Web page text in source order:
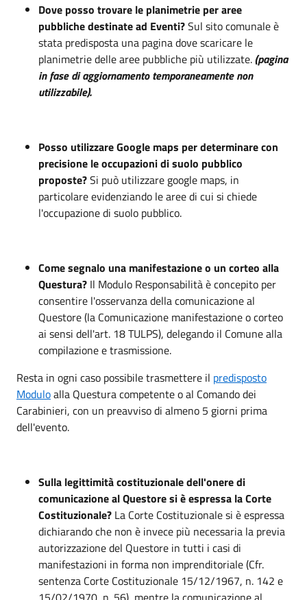
Dove posso trovare le planimetrie per aree
pubbliche destinate ad Eventi?Sul sito comunale è
stata predisposta una pagina dove scaricare le
planimetrie delle aree pubbliche più utilizzate.(pagina
in fase di aggiornamento temporaneamente non
utilizzabile).
Posso utilizzare Google maps per determinare con
precisione le occupazioni di suolo pubblico
proposte?Si può utilizzare google maps, in
particolare evidenziando le aree di cui si chiede
l'occupazione di suolo pubblico.
Come segnalo una manifestazione o un corteo alla
Questura? Il Modulo Responsabilità è concepito per
consentire l'osservanza della comunicazione al
Questore (la Comunicazione manifestazione o corteo
ai sensi dell'art. 18 TULPS), delegando il Comune alla
compilazione e trasmissione.
Resta in ogni caso possibile trasmettere il predisposto
Moduloalla Questura competente o al Comando dei
Carabinieri, con un preavviso di almeno 5 giorni prima
dell'evento.
Sulla legittimità costituzionale dell'onere di
comunicazione al Questore si è espressa la Corte
Costituzionale? La Corte Costituzionale si è espressa
dichiarando che non è invece più necessaria la previa
autorizzazione del Questore in tutti i casi di
manifestazioni in forma non imprenditoriale (Cfr.
sentenza Corte Costituzionale 15/12/1967, n. 142 e